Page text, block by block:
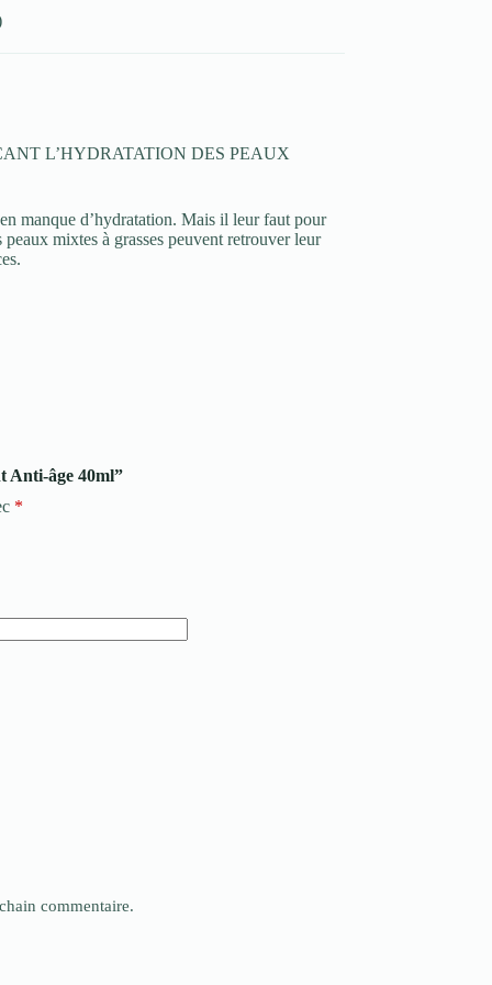
L’HYDRATATION DES PEAUX
manque d’hydratation. Mais il leur faut pour
mixtes à grasses peuvent retrouver leur
Anti-âge 40ml”
*
commentaire.